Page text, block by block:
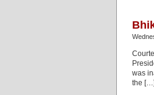
was
the […]